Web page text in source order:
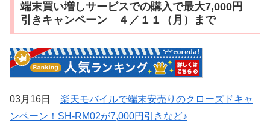
端末買い増しサービスでの購入で最大7,000円
引きキャンペーン ４／１１（月）まで
03月16日 楽天モバイルで端末安売りのクローズドキャ
ンペーン！SH-RM02が7,000円引きなど♪